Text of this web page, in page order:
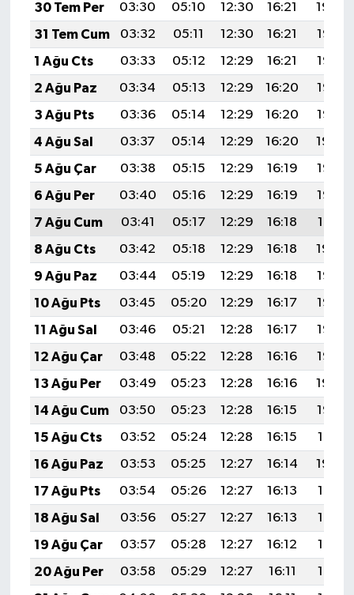
30 Tem Per
03:30 05:10 12:30 16:21
19:39
31 Tem Cum
03:32 05:11 12:30 16:21
19:38
1 Ağu Cts
03:33 05:12 12:29 16:21
19:37
2 Ağu Paz
03:34 05:13 12:29 16:20
19:36
3 Ağu Pts
03:36 05:14 12:29 16:20
19:35
4 Ağu Sal
03:37 05:14 12:29 16:20
19:34
5 Ağu Çar
03:38 05:15 12:29 16:19
19:33
6 Ağu Per
03:40 05:16 12:29 16:19
19:32
7 Ağu Cum
03:41 05:17 12:29 16:18
19:31
8 Ağu Cts
03:42 05:18 12:29 16:18
19:30
9 Ağu Paz
03:44 05:19 12:29 16:18
19:28
10 Ağu Pts
03:45 05:20 12:29 16:17
19:27
11 Ağu Sal
03:46 05:21 12:28 16:17
19:26
12 Ağu Çar
03:48 05:22 12:28 16:16
19:25
13 Ağu Per
03:49 05:23 12:28 16:16
19:24
14 Ağu Cum
03:50 05:23 12:28 16:15
19:22
15 Ağu Cts
03:52 05:24 12:28 16:15
19:21
16 Ağu Paz
03:53 05:25 12:27 16:14
19:20
17 Ağu Pts
03:54 05:26 12:27 16:13
19:18
18 Ağu Sal
03:56 05:27 12:27 16:13
19:17
19 Ağu Çar
03:57 05:28 12:27 16:12
19:16
20 Ağu Per
03:58 05:29 12:27 16:11
19:14